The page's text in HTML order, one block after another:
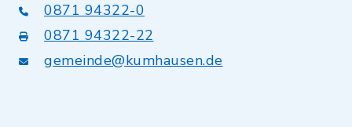
0871 94322-0
0871 94322-22
gemeinde@kumhausen.de